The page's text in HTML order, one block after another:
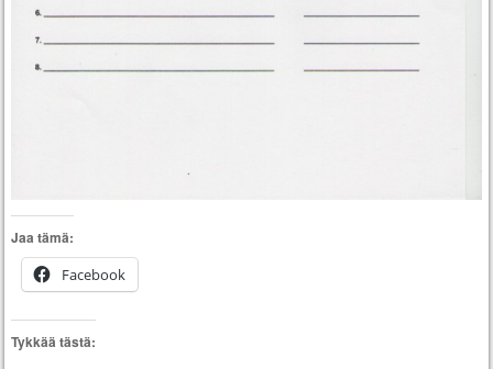
Jaa tämä:
Facebook
Tykkää tästä: